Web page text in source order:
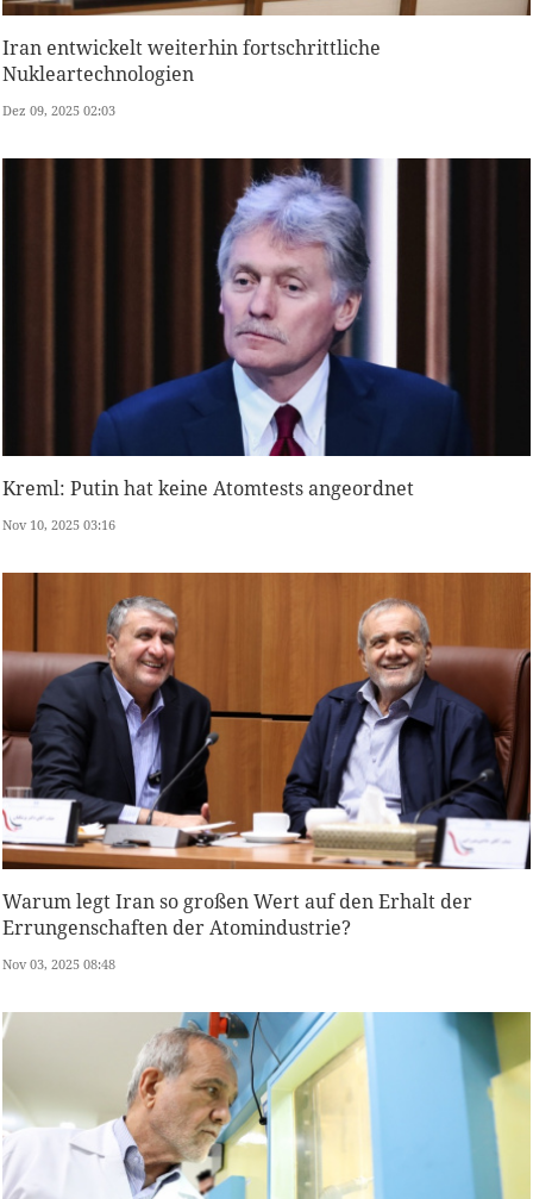
Iran entwickelt weiterhin fortschrittliche
Nukleartechnologien
Dez 09, 2025 02:03
Kreml: Putin hat keine Atomtests angeordnet
Nov 10, 2025 03:16
Warum legt Iran so großen Wert auf den Erhalt der
Errungenschaften der Atomindustrie?
Nov 03, 2025 08:48